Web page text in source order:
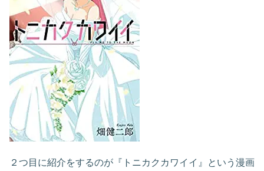
２つ目に紹介をするのが『トニカクカワイイ』という漫画